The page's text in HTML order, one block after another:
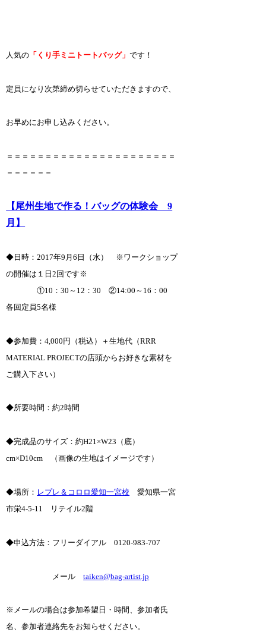
人気の 「くり手ミニトートバッグ」です！
定員になり次第締め切らせていただきますので、
お早めにお申し込みください。
＝＝＝＝＝＝＝＝＝＝＝＝＝＝＝＝＝＝＝＝＝＝
＝＝＝＝＝＝
【尾州生地で作る！バッグの体験会 9
月】
◆日時：2017年9月6日（水） ※ワークショップ
の開催は１日2回です※
①10：30～12：30 ②14:00～16：00
各回定員5名様
◆参加費：4,000円（税込）＋生地代（RRR
MATERIAL PROJECTの店頭からお好きな素材を
ご購入下さい）
◆所要時間：約2時間
◆完成品のサイズ：約H21×W23（底）
cm×D10cm （画像の生地はイメージです）
◆場所： レプレ＆コロロ愛知一宮校 愛知県一宮
市栄4-5-11 リテイル2階
◆申込方法：フリーダイアル 0120-983-707
メールtaiken@bag-artist.jp
※メールの場合は参加希望日・時間、参加者氏
名、参加者連絡先をお知らせください。